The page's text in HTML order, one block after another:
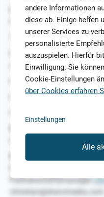
E-Mail: info@draivi.com
Website:www.draivi.com
Draivi Media ist eine nach
und registrierte
Handelsregisternummer:
Umsatzsteuer-ID:
Partnerschaftsmanager
christian@draivimedia.com
andere Informationen
diese ab. Einige helfen
unserer Services zu
personalisierte
auszuspielen. Hierfür
Einwilligung. Sie
Cookie-Einstellungen
über Cookies erfahren
Einstellungen
Alle